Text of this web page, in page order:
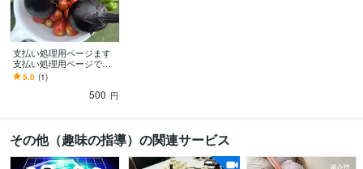
支払い処理用ページます
支払い処理用ページです
よろしくお願いします
5.0 (1)
500 円
その他（趣味の指導）の関連サービス